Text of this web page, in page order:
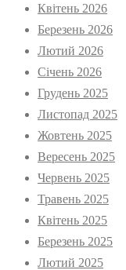
Квітень 2026
Березень 2026
Лютий 2026
Січень 2026
Грудень 2025
Листопад 2025
Жовтень 2025
Вересень 2025
Червень 2025
Травень 2025
Квітень 2025
Березень 2025
Лютий 2025